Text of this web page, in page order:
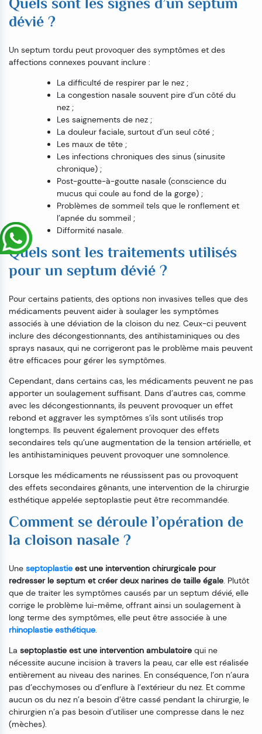
Quels sont les signes d’un septum
dévié ?
Un septum tordu peut provoquer des symptômes et des
affections connexes pouvant inclure :
La difficulté de respirer par le nez ;
La congestion nasale souvent pire d’un côté du
nez ;
Les saignements de nez ;
La douleur faciale, surtout d’un seul côté ;
Les maux de tête ;
Les infections chroniques des sinus (sinusite
chronique) ;
Post-goutte-à-goutte nasale (conscience du
mucus qui coule au fond de la gorge) ;
Problèmes de sommeil tels que le ronflement et
l’apnée du sommeil ;
Difformité nasale.
Quels sont les traitements utilisés
pour un septum dévié ?
Pour certains patients, des options non invasives telles que des
médicaments peuvent aider à soulager les symptômes
associés à une déviation de la cloison du nez. Ceux-ci peuvent
inclure des décongestionnants, des antihistaminiques ou des
sprays nasaux, qui ne corrigeront pas le problème mais peuvent
être efficaces pour gérer les symptômes.
Cependant, dans certains cas, les médicaments peuvent ne pas
apporter un soulagement suffisant. Dans d’autres cas, comme
avec les décongestionnants, ils peuvent provoquer un effet
rebond et aggraver les symptômes s’ils sont utilisés trop
longtemps. Ils peuvent également provoquer des effets
secondaires tels qu’une augmentation de la tension artérielle, et
les antihistaminiques peuvent provoquer une somnolence.
Lorsque les médicaments ne réussissent pas ou provoquent
des effets secondaires gênants, une intervention de la chirurgie
esthétique appelée septoplastie peut être recommandée.
Comment se déroule l’opération de
la cloison nasale ?
Une septoplastie est une intervention chirurgicale pour
redresser le septum et créer deux narines de taille égale. Plutôt
que de traiter les symptômes causés par un septum dévié, elle
corrige le problème lui-même, offrant ainsi un soulagement à
long terme des symptômes, elle peut être associée à une
rhinoplastie esthétique.
La septoplastie est une intervention ambulatoire qui ne
nécessite aucune incision à travers la peau, car elle est réalisée
entièrement au niveau des narines. En conséquence, l’on n’aura
pas d’ecchymoses ou d’enflure à l’extérieur du nez. Et comme
aucun os du nez n’a besoin d’être cassé pendant la chirurgie, le
chirurgien n’a pas besoin d’utiliser une compresse dans le nez
(mèches).